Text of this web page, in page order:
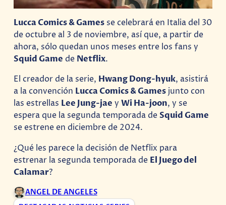
Lucca Comics & Games se celebrará en Italia del 30
de octubre al 3 de noviembre, así que, a partir de
ahora, sólo quedan unos meses entre los fans y
Squid Game de Netflix.
El creador de la serie, Hwang Dong-hyuk, asistirá
a la convención Lucca Comics & Games junto con
las estrellas Lee Jung-jae yWi Ha-joon, y se
espera que la segunda temporada deSquid Game
se estrene en diciembre de 2024.
¿Qué les parece la decisión de Netflix para
estrenar la segunda temporada de El Juego del
Calamar?
ANGEL DE ANGELES